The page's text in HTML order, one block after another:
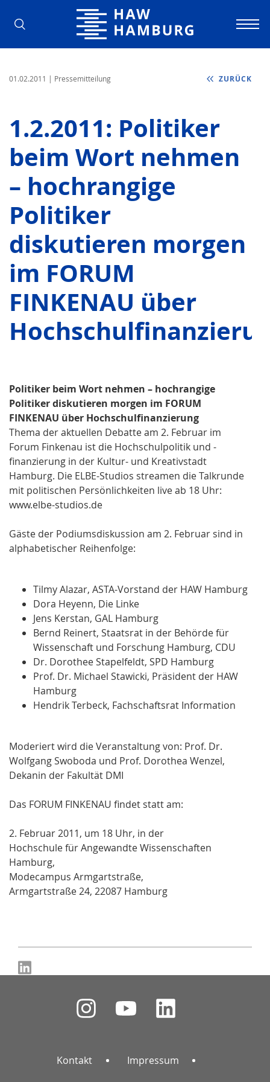
Hochschule für Angewandte
01.02.2011 | Pressemitteilung ZURÜCK
1.2.2011: Politiker
beim Wort nehmen
– hochrangige
Politiker
diskutieren morgen
im FORUM
FINKENAU über
Politiker beim Wort nehmen – hochrangige
Politiker diskutieren morgen im FORUM
FINKENAU über Hochschulfinanzierung
Thema der aktuellen Debatte am 2. Februar im
Forum Finkenau ist die Hochschulpolitik und -
finanzierung in der Kultur- und Kreativstadt
Hamburg. Die ELBE-Studios streamen die Talkrunde
mit politischen Persönlichkeiten live ab 18 Uhr:
www.elbe-studios.de
Gäste der Podiumsdiskussion am 2. Februar sind in
alphabetischer Reihenfolge:
Tilmy Alazar, ASTA-Vorstand der HAW Hamburg
Dora Heyenn, Die Linke
Jens Kerstan, GAL Hamburg
Bernd Reinert, Staatsrat in der Behörde für
Wissenschaft und Forschung Hamburg, CDU
Dr. Dorothee Stapelfeldt, SPD Hamburg
Prof. Dr. Michael Stawicki, Präsident der HAW
Hamburg
Hendrik Terbeck, Fachschaftsrat Information
Moderiert wird die Veranstaltung von: Prof. Dr.
Wolfgang Swoboda und Prof. Dorothea Wenzel,
Dekanin der Fakultät DMI
Das FORUM FINKENAU findet statt am:
2. Februar 2011, um 18 Uhr, in der
Hochschule für Angewandte Wissenschaften
Hamburg,
Modecampus Armgartstraße,
Armgartstraße 24, 22087 Hamburg
Kontakt Impressum